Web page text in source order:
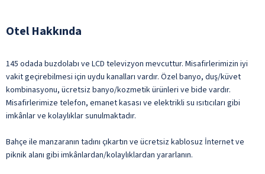
Otel Hakkında
145 odada buzdolabı ve LCD televizyon mevcuttur. Misafirlerimizin iyi
vakit geçirebilmesi için uydu kanalları vardır. Özel banyo, duş/küvet
kombinasyonu, ücretsiz banyo/kozmetik ürünleri ve bide vardır.
Misafirlerimize telefon, emanet kasası ve elektrikli su ısıtıcıları gibi
imkânlar ve kolaylıklar sunulmaktadır.
Bahçe ile manzaranın tadını çıkartın ve ücretsiz kablosuz İnternet ve
piknik alanı gibi imkânlardan/kolaylıklardan yararlanın.